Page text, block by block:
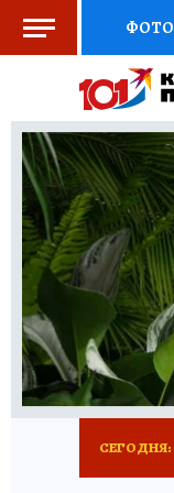
ФОТО
ВСЕ
СЕГОДНЯ: